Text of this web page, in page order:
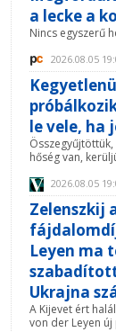
a lecke a
Nincs egyszerű
2026.08.05
le vele, ha
hőség van,
2026.08.05
Zelenszkij
Leyen ma
Ukrajna
A Kijevet ért
von der Leyen